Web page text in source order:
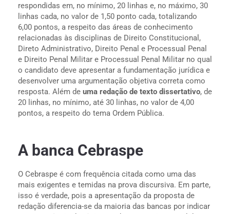
respondidas em, no mínimo, 20 linhas e, no máximo, 30
linhas cada, no valor de 1,50 ponto cada, totalizando
6,00 pontos, a respeito das áreas de conhecimento
relacionadas às disciplinas de Direito Constitucional,
Direto Administrativo, Direito Penal e Processual Penal
e Direito Penal Militar e Processual Penal Militar no qual
o candidato deve apresentar a fundamentação jurídica e
desenvolver uma argumentação objetiva correta como
resposta. Além de uma redação de texto dissertativo, de
20 linhas, no mínimo, até 30 linhas, no valor de 4,00
pontos, a respeito do tema Ordem Pública.
A banca Cebraspe
O Cebraspe é com frequência citada como uma das
mais exigentes e temidas na prova discursiva. Em parte,
isso é verdade, pois a apresentação da proposta de
redação diferencia-se da maioria das bancas por indicar